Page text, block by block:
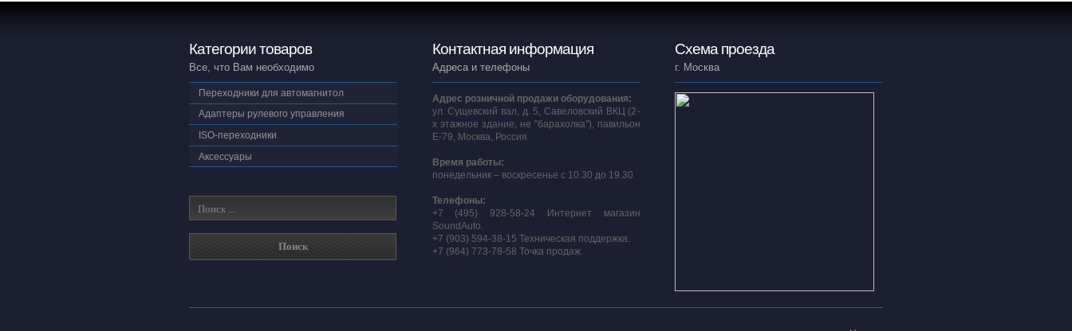
Категории товаров
Все, что Вам необходимо
Переходники для автомагнитол
Адаптеры рулевого управления
ISO-переходники
Аксессуары
Контактная информация
Адреса и телефоны
Адрес розничной продажи оборудования:
ул. Сущевский вал, д. 5, Савеловский ВКЦ (2-
х этажное здание, не "барахолка"), павильон
E-79, Москва, Россия
Время работы:
понедельник – воскресенье с 10.30 до 19.30
Телефоны:
+7 (495) 928-58-24 Интернет магазин
SoundAuto.
+7 (903) 594-38-15 Техническая поддержка.
+7 (964) 773-78-58 Точка продаж.
Схема проезда
г. Москва